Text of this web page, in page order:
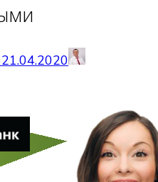
21.04.2020